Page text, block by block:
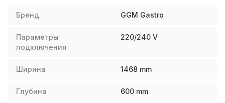
Бренд GGM Gastro
Параметры
подключения
220/240 V
Ширина 1468 mm
Глубина 600 mm